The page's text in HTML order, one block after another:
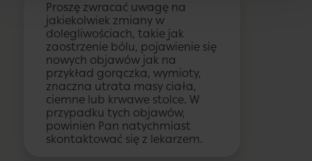
Proszę zwracać uwagę na
jakiekolwiek zmiany w
dolegliwościach, takie jak
zaostrzenie bólu, pojawienie się
nowych objawów jak na
przykład gorączka, wymioty,
znaczna utrata masy ciała,
ciemne lub krwawe stolce. W
przypadku tych objawów,
powinien Pan natychmiast
skontaktować się z lekarzem.